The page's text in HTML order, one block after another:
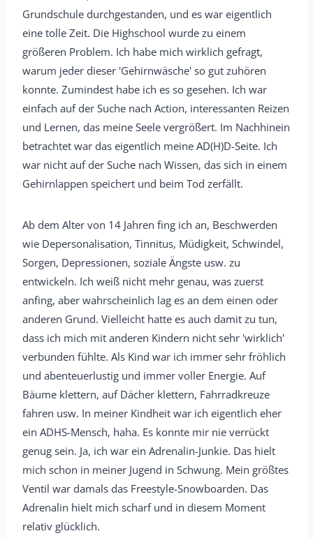
Grundschule durchgestanden, und es war eigentlich
eine tolle Zeit. Die Highschool wurde zu einem
größeren Problem. Ich habe mich wirklich gefragt,
warum jeder dieser 'Gehirnwäsche' so gut zuhören
konnte. Zumindest habe ich es so gesehen. Ich war
einfach auf der Suche nach Action, interessanten Reizen
und Lernen, das meine Seele vergrößert. Im Nachhinein
betrachtet war das eigentlich meine AD(H)D-Seite. Ich
war nicht auf der Suche nach Wissen, das sich in einem
Gehirnlappen speichert und beim Tod zerfällt.
Ab dem Alter von 14 Jahren fing ich an, Beschwerden
wie Depersonalisation, Tinnitus, Müdigkeit, Schwindel,
Sorgen, Depressionen, soziale Ängste usw. zu
entwickeln. Ich weiß nicht mehr genau, was zuerst
anfing, aber wahrscheinlich lag es an dem einen oder
anderen Grund. Vielleicht hatte es auch damit zu tun,
dass ich mich mit anderen Kindern nicht sehr 'wirklich'
verbunden fühlte. Als Kind war ich immer sehr fröhlich
und abenteuerlustig und immer voller Energie. Auf
Bäume klettern, auf Dächer klettern, Fahrradkreuze
fahren usw. In meiner Kindheit war ich eigentlich eher
ein ADHS-Mensch, haha. Es konnte mir nie verrückt
genug sein. Ja, ich war ein Adrenalin-Junkie. Das hielt
mich schon in meiner Jugend in Schwung. Mein größtes
Ventil war damals das Freestyle-Snowboarden. Das
Adrenalin hielt mich scharf und in diesem Moment
relativ glücklich.